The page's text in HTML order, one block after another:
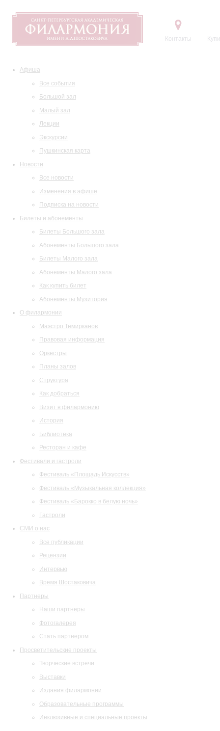
Контакты
Афиша
Все события
Большой зал
Малый зал
Лекции
Экскурсии
Пушкинская карта
Новости
Все новости
Изменения в афише
Подписка на новости
Билеты и абонементы
Билеты Большого зала
Абонементы Большого зала
Билеты Малого зала
Абонементы Малого зала
Как купить билет
Абонементы Музитория
О филармонии
Маэстро Темирканов
Правовая информация
Оркестры
Планы залов
Структура
Как добраться
Визит в филармонию
История
Библиотека
Ресторан и кафе
Фестивали и гастроли
Фестиваль «Площадь Искусств»
Фестиваль «Музыкальная коллекция»
Фестиваль «Барокко в белую ночь»
Гастроли
СМИ о нас
Все публикации
Рецензии
Интервью
Время Шостаковича
Партнеры
Наши партнеры
Фотогалерея
Стать партнером
Просветительские проекты
Творческие встречи
Выставки
Издания филармонии
Образовательные программы
Инклюзивные и специальные проекты